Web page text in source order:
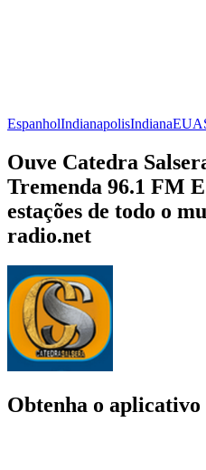
EspanholIndianapolisIndianaEUA
Ouve Catedra
Tremenda 96.1 FM
estações de todo o
radio.net
Obtenha o